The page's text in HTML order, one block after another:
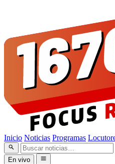
Inicio Noticias Programas
En vivo